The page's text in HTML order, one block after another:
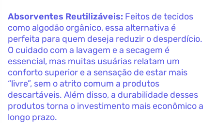
Absorventes Reutilizáveis: Feitos de tecidos
como algodão orgânico, essa alternativa é
perfeita para quem deseja reduzir o desperdício.
O cuidado com a lavagem e a secagem é
essencial, mas muitas usuárias relatam um
conforto superior e a sensação de estar mais
“livre”, sem o atrito comum a produtos
descartáveis. Além disso, a durabilidade desses
produtos torna o investimento mais econômico a
longo prazo.